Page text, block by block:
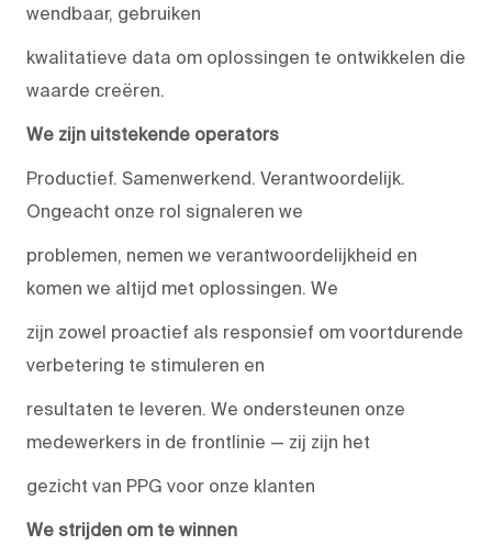
wendbaar, gebruiken
kwalitatieve data om oplossingen te ontwikkelen die
waarde creëren.
We zijn uitstekende operators
Productief. Samenwerkend. Verantwoordelijk.
Ongeacht onze rol signaleren we
problemen, nemen we verantwoordelijkheid en
komen we altijd met oplossingen. We
zijn zowel proactief als responsief om voortdurende
verbetering te stimuleren en
resultaten te leveren. We ondersteunen onze
medewerkers in de frontlinie — zij zijn het
gezicht van PPG voor onze klanten
We strijden om te winnen